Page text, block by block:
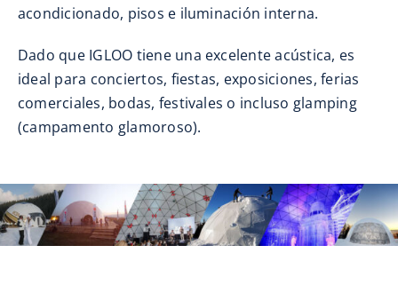
acondicionado, pisos e iluminación interna.
Dado que IGLOO tiene una excelente acústica, es
ideal para conciertos, fiestas, exposiciones, ferias
comerciales, bodas, festivales o incluso glamping
(campamento glamoroso).